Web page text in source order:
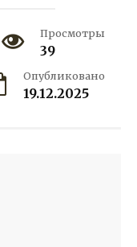
Просмотры
39
Опубликовано
19.12.2025